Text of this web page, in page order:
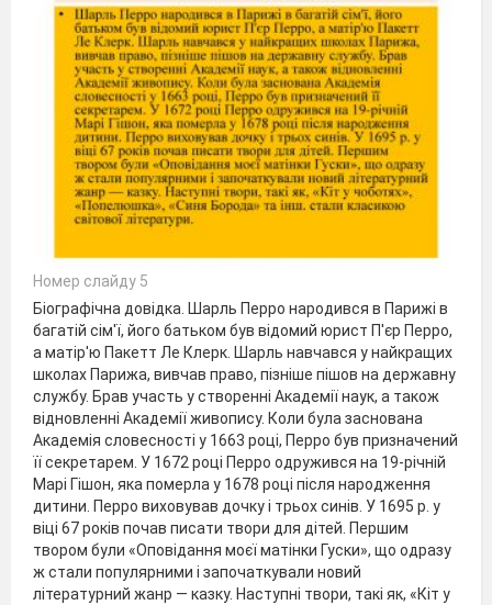
Номер слайду 5
Біографічна довідка. Шарль Перро народився в Парижі в
багатій сім'ї, його батьком був відомий юрист П'єр Перро,
а матір'ю Пакетт Ле Клерк. Шарль навчався у найкращих
школах Парижа, вивчав право, пізніше пішов на державну
службу. Брав участь у створенні Академії наук, а також
відновленні Академії живопису. Коли була заснована
Академія словесності у 1663 році, Перро був призначений
її секретарем. У 1672 році Перро одружився на 19-річній
Марі Гішон, яка померла у 1678 році після народження
дитини. Перро виховував дочку і трьох синів. У 1695 р. у
віці 67 років почав писати твори для дітей. Першим
твором були «Оповідання моєї матінки Гуски», що одразу
ж стали популярними і започаткували новий
літературний жанр — казку. Наступні твори, такі як, «Кіт у